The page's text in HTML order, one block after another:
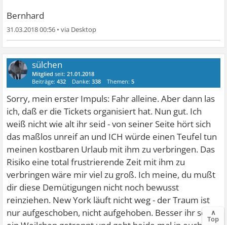
Bernhard
31.03.2018 00:56 •
sülchen
Mitglied seit:21.01.2018
Beiträge:432 Danke:338 Themen:5
Sorry, mein erster Impuls: Fahr alleine. Aber dann las
ich, daß er die Tickets organisiert hat. Nun gut. Ich
weiß nicht wie alt ihr seid - von seiner Seite hört sich
das maßlos unreif an und ICH würde einen Teufel tun
meinen kostbaren Urlaub mit ihm zu verbringen. Das
Risiko eine total frustrierende Zeit mit ihm zu
verbringen wäre mir viel zu groß. Ich meine, du mußt
dir diese Demütigungen nicht noch bewusst
reinziehen. New York läuft nicht weg - der Traum ist
nur aufgeschoben, nicht aufgehoben. Besser ihr seid∧
Top